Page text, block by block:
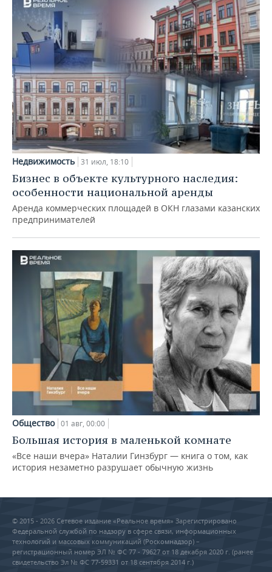
Недвижимость 31 июл, 18:10
Бизнес в объекте культурного наследия:
особенности национальной аренды
Аренда коммерческих площадей в ОКН глазами казанских
предпринимателей
Общество 01 авг, 00:00
Большая история в маленькой комнате
«Все наши вчера» Наталии Гинзбург — книга о том, как
история незаметно разрушает обычную жизнь
© 2015 - 2026 Сетевое издание «Реальное время» Зарегистрировано
Федеральной службой по надзору в сфере связи, информационных
технологий и массовых коммуникаций (Роскомнадзор) –
регистрационный номер ЭЛ № ФС 77 - 79627 от 18 декабря 2020 г. (ранее
свидетельство Эл № ФС 77-59331 от 18 сентября 2014 г.)